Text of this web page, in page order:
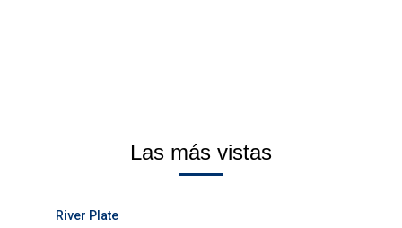
Las más vistas
River Plate